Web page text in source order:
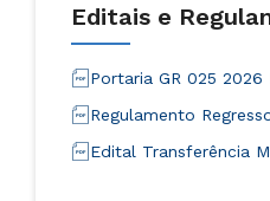
Editais e
Portaria GR 025 2026
Regulamento
Edital Transferência